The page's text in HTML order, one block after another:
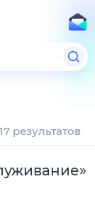
результатов
»